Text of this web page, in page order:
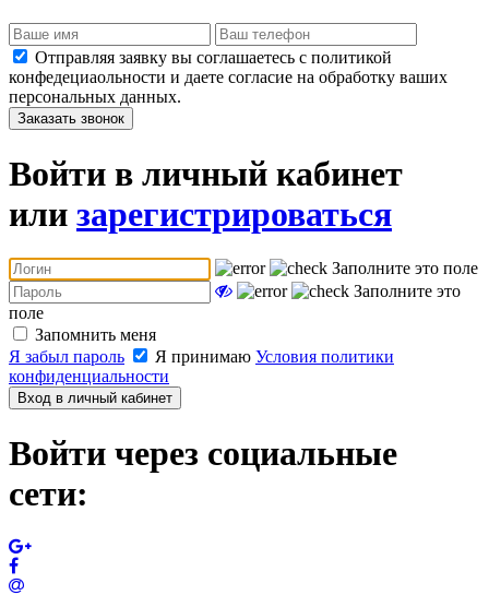
Отправляя заявку вы соглашаетесь с политикой
конфедециаольности и даете согласие на обработку ваших
персональных данных.
Заказать звонок
Войти в личный кабинет
или зарегистрироваться
Заполните это поле
Заполните это
поле
Запомнить меня
Я забыл пароль
Я принимаю Условия политики
конфиденциальности
Вход в личный кабинет
Войти через социальные
сети: